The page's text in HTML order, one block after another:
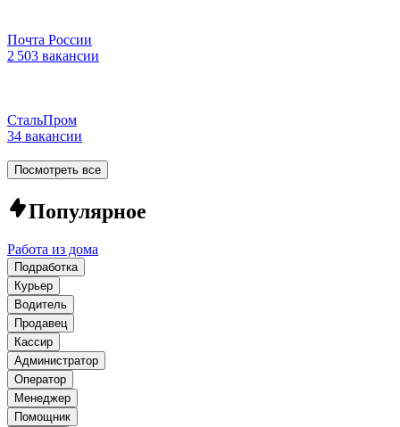
Почта России
2 503 вакансии
СтальПром
34 вакансии
Посмотреть все
Популярное
Работа из дома
Подработка
Курьер
Водитель
Продавец
Кассир
Администратор
Оператор
Менеджер
Помощник